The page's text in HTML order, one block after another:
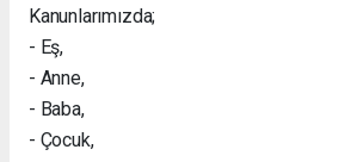
Kanunlarımızda;
- Eş,
- Anne,
- Baba,
- Çocuk,